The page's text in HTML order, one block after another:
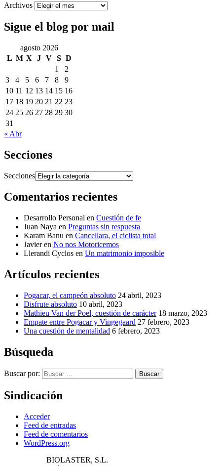
Archivos
Sigue el blog por mail
agosto 2026
L M X J V S D
1
2
3
4 5 6 7 8
9
10 11 12 13 14 15 16
17 18 19 20 21 22 23
24 25 26 27 28 29 30
31
« Abr
Secciones
Secciones
Comentarios recientes
Desarrollo Personal en Cuestión de fe
Juan Naya en Preguntas sin respuesta
Karam Banu en Cancellara, el ciclista total
Javieren No nos Motoricemos
Llerandi Cyclos en Un matrimonio imposible
Artículos recientes
Pogacar, el campeón absoluto 24 abril, 2023
Disfrute absoluto 10 abril, 2023
Mathieu Van der Poel, cuestión de carácter 18 marzo, 2023
Empate entre Pogacar y Vingegaard 27 febrero, 2023
Una cuestión de mentalidad 6 febrero, 2023
Búsqueda
Buscar por: Buscar
Sindicación
Acceder
Feed de entradas
Feed de comentarios
WordPress.org
BIOLASTER, S.L.